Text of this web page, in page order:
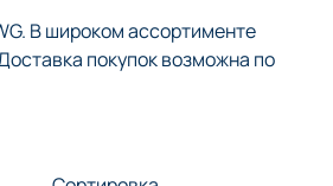
В широком ассортименте
покупок возможна по